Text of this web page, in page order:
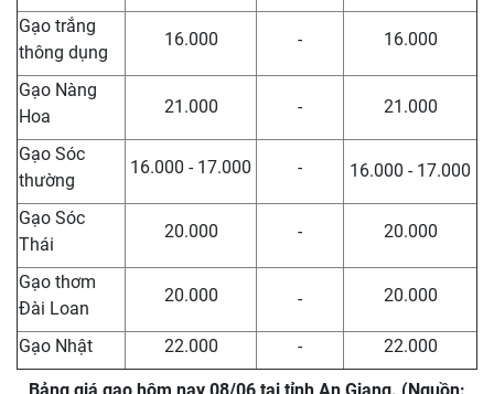
Gạo trắng
thông dụng
16.000 - 16.000
Gạo Nàng
Hoa
21.000 - 21.000
Gạo Sóc
thường
16.000 - 17.000 - 16.000 - 17.000
Gạo Sóc
Thái
20.000 - 20.000
Gạo thơm
Đài Loan
20.000 - 20.000
Gạo Nhật 22.000 - 22.000